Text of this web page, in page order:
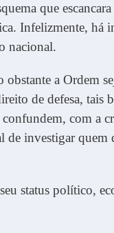
que escancara
Infelizmente, há
nacional.
a Ordem
de defesa, tais
com a
de investigar quem
status político,